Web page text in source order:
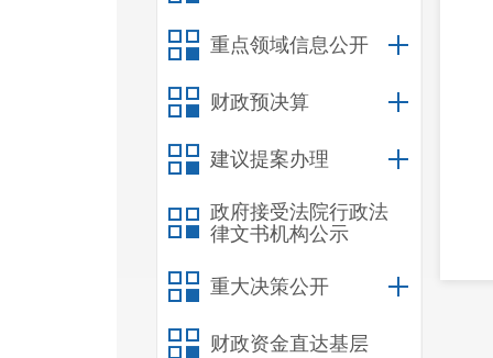
重点领域信息公开
财政预决算
建议提案办理
政府接受法院行政法
律文书机构公示
重大决策公开
财政资金直达基层